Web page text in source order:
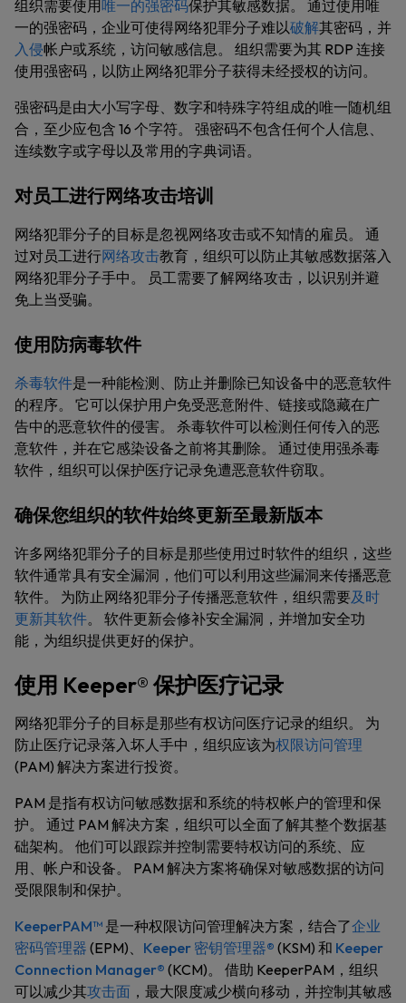
组织需要使用唯一的强密码保护其敏感数据。 通过使用唯
一的强密码，企业可使得网络犯罪分子难以破解其密码，并
入侵帐户或系统，访问敏感信息。 组织需要为其 RDP 连接
使用强密码，以防止网络犯罪分子获得未经授权的访问。
强密码是由大小写字母、数字和特殊字符组成的唯一随机组
合，至少应包含 16 个字符。 强密码不包含任何个人信息、
连续数字或字母以及常用的字典词语。
对员工进行网络攻击培训
网络犯罪分子的目标是忽视网络攻击或不知情的雇员。 通
过对员工进行网络攻击教育，组织可以防止其敏感数据落入
网络犯罪分子手中。 员工需要了解网络攻击，以识别并避
免上当受骗。
使用防病毒软件
杀毒软件是一种能检测、防止并删除已知设备中的恶意软件
的程序。 它可以保护用户免受恶意附件、链接或隐藏在广
告中的恶意软件的侵害。 杀毒软件可以检测任何传入的恶
意软件，并在它感染设备之前将其删除。 通过使用强杀毒
软件，组织可以保护医疗记录免遭恶意软件窃取。
确保您组织的软件始终更新至最新版本
许多网络犯罪分子的目标是那些使用过时软件的组织，这些
软件通常具有安全漏洞，他们可以利用这些漏洞来传播恶意
软件。 为防止网络犯罪分子传播恶意软件，组织需要及时
更新其软件。 软件更新会修补安全漏洞，并增加安全功
能，为组织提供更好的保护。
使用 Keeper® 保护医疗记录
网络犯罪分子的目标是那些有权访问医疗记录的组织。 为
防止医疗记录落入坏人手中，组织应该为权限访问管理
(PAM) 解决方案进行投资。
PAM 是指有权访问敏感数据和系统的特权帐户的管理和保
护。 通过 PAM 解决方案，组织可以全面了解其整个数据基
础架构。 他们可以跟踪并控制需要特权访问的系统、应
用、帐户和设备。 PAM 解决方案将确保对敏感数据的访问
受限限制和保护。
KeeperPAM™ 是一种权限访问管理解决方案，结合了企业
密码管理器 (EPM)、 Keeper 密钥管理器® (KSM) 和 Keeper
Connection Manager® (KCM)。 借助 KeeperPAM，组织
可以减少其攻击面 ，最大限度减少横向移动，并控制其敏感